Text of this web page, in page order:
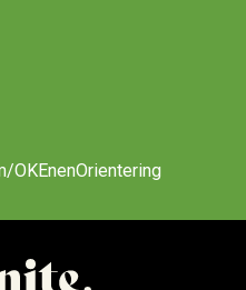
OKEnenOrientering